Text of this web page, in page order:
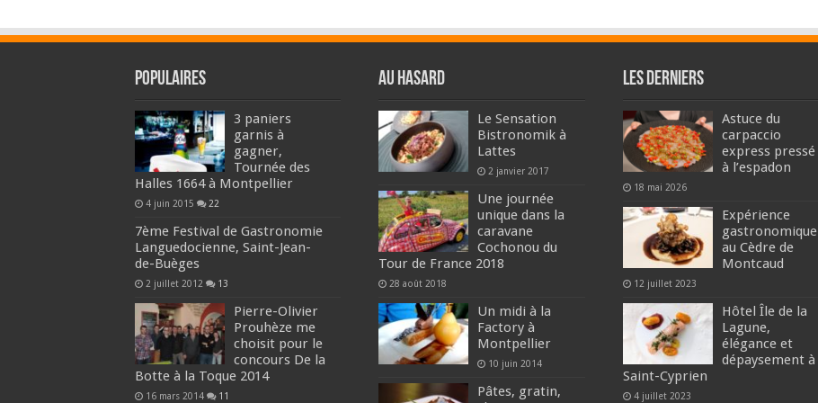
Populaires
3 paniers
garnis à
gagner,
Tournée des
Halles 1664 à Montpellier
4 juin 2015 22
7ème Festival de Gastronomie
Languedocienne, Saint-Jean-
de-Buèges
2 juillet 2012 13
Pierre-Olivier
Prouhèze me
choisit pour le
concours De la
Botte à la Toque 2014
16 mars 2014 11
Au hasard
Le Sensation
Bistronomik à
Lattes
2 janvier 2017
Une journée
unique dans la
caravane
Cochonou du
Tour de France 2018
28 août 2018
Un midi à la
Factory à
Montpellier
10 juin 2014
Pâtes, gratin,
Les derniers
Astuce du
carpaccio
express pressé
à l’espadon
18 mai 2026
Expérience
gastronomique
au Cèdre de
Montcaud
12 juillet 2023
Hôtel Île de la
Lagune,
élégance et
dépaysement à
Saint-Cyprien
4 juillet 2023